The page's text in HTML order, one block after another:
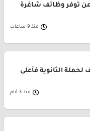
عن توفر وظائف شاغرة
منذ 9 ساعات
الثانوية فأعلى
منذ 3 أيام